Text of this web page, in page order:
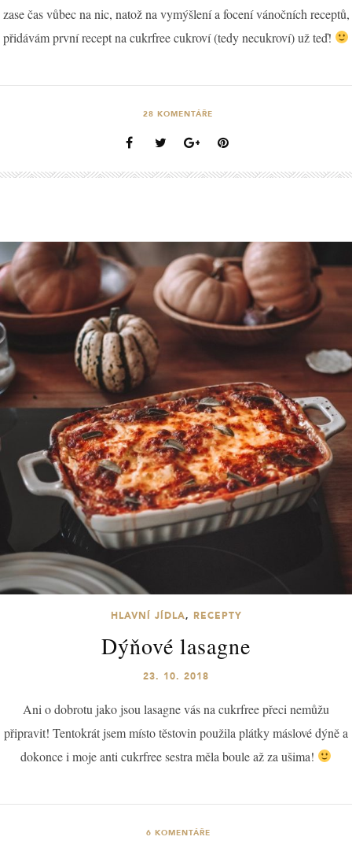
zase čas vůbec na nic, natož na vymýšlení a focení vánočních receptů,
přidávám první recept na cukrfree cukroví (tedy necukroví) už teď!
28 KOMENTÁŘE
HLAVNÍ JÍDLA, RECEPTY
Dýňové lasagne
23. 10. 2018
Ani o dobrotu jako jsou lasagne vás na cukrfree přeci nemůžu
připravit! Tentokrát jsem místo těstovin použila plátky máslové dýně a
dokonce i moje anti cukrfree sestra měla boule až za ušima!
6 KOMENTÁŘE